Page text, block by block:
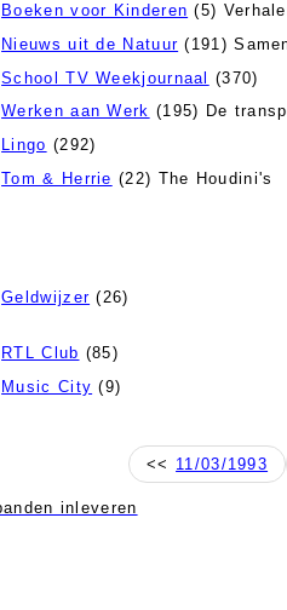
Boeken voor Kinderen (5)
Nieuws uit de Natuur (191)
School TV Weekjournaal (370)
Werken aan Werk (195) De
Lingo (292)
Tom & Herrie (22) The Houdini's
Geldwijzer (26)
RTL Club (85)
Music City (9)
<< 11/03/1993